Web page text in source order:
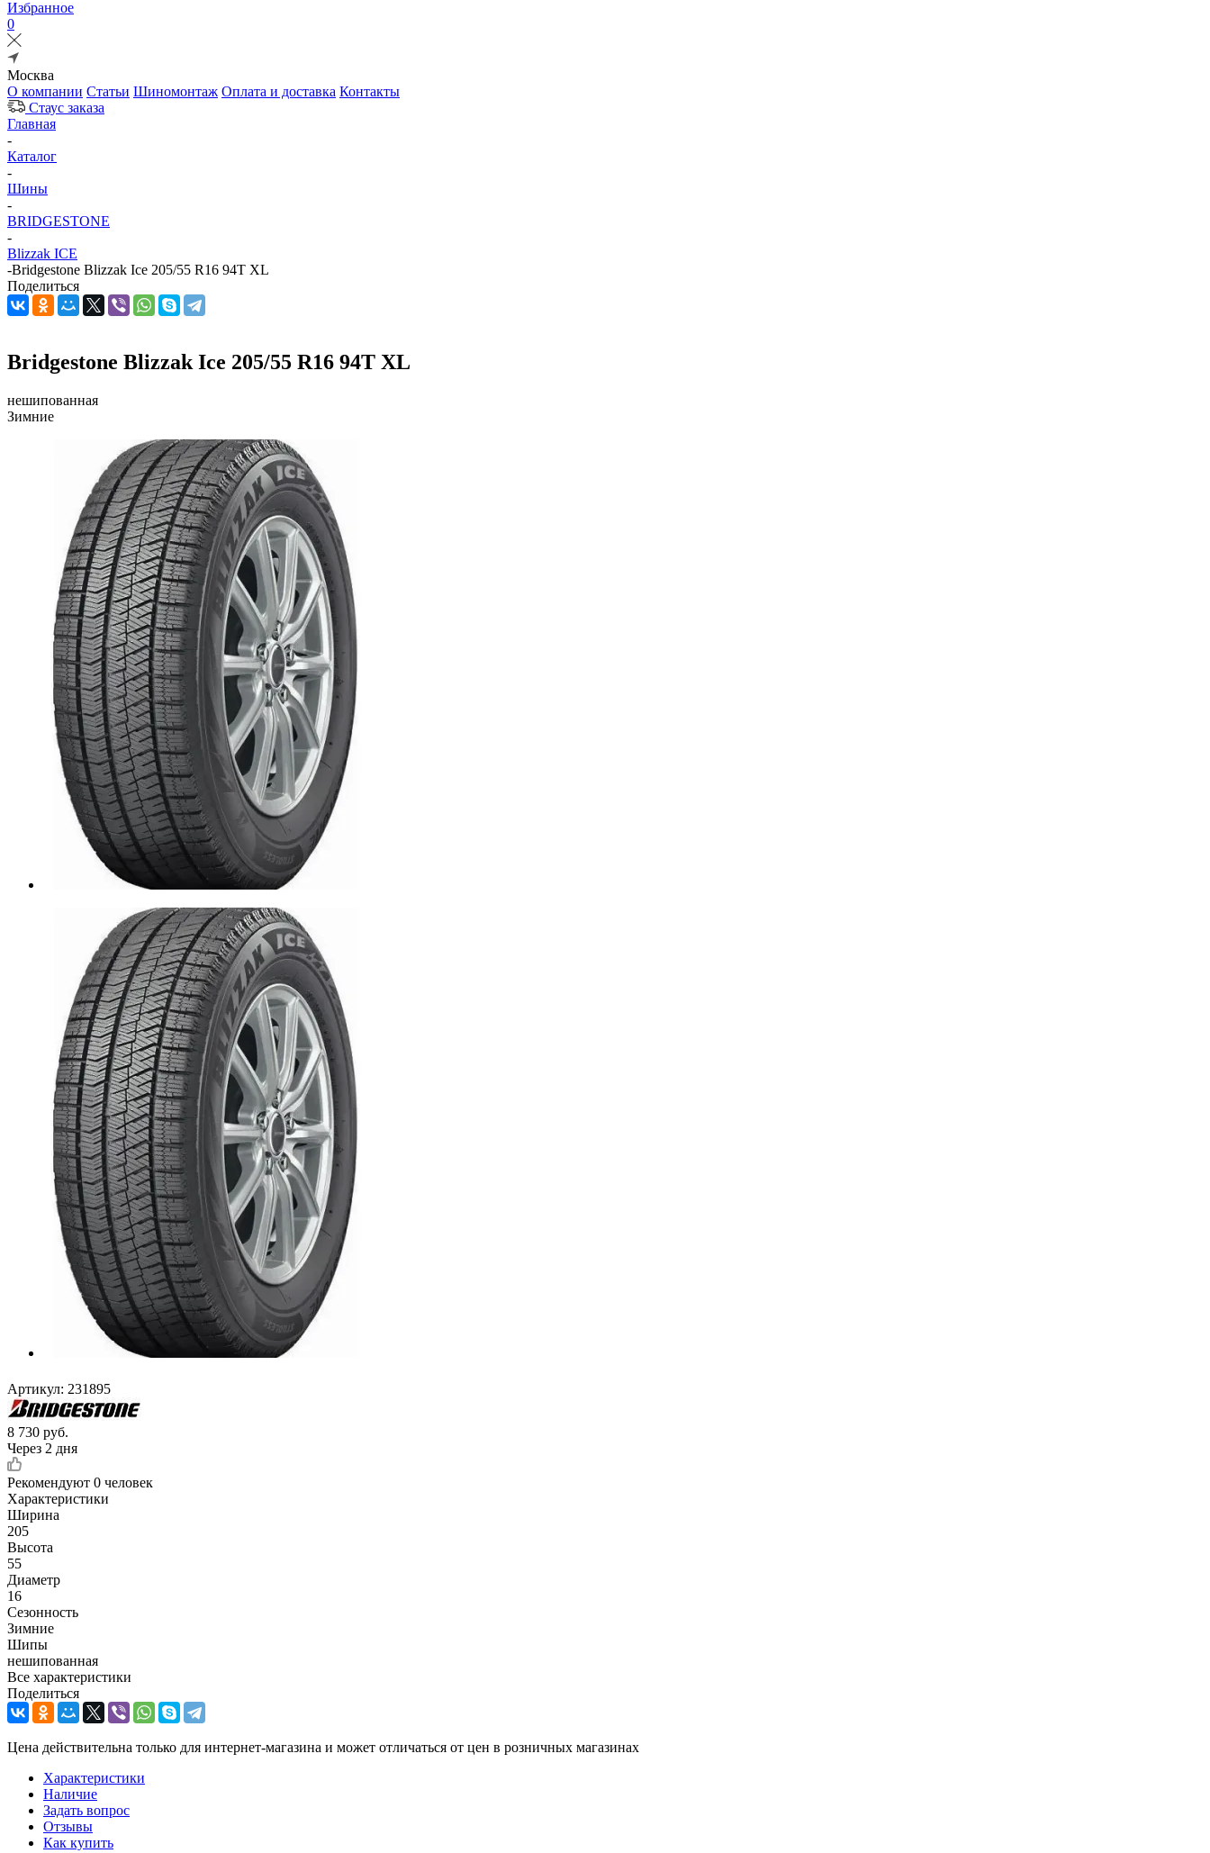
Избранное
0
Москва
О компании Статьи Шиномонтаж Оплата и доставка Контакты
Стаус заказа
Главная
-
Каталог
-
Шины
-
BRIDGESTONE
-
Blizzak ICE
-Bridgestone Blizzak Ice 205/55 R16 94T XL
Поделиться
Bridgestone Blizzak Ice 205/55 R16 94T XL
нешипованная
Зимние
Артикул: 231895
8 730 руб.
Через 2 дня
Рекомендуют 0 человек
Характеристики
Ширина
205
Высота
55
Диаметр
16
Сезонность
Зимние
Шипы
нешипованная
Все характеристики
Поделиться
Цена действительна только для интернет-магазина и может отличаться от цен в розничных магазинах
Характеристики
Наличие
Задать вопрос
Отзывы
Как купить